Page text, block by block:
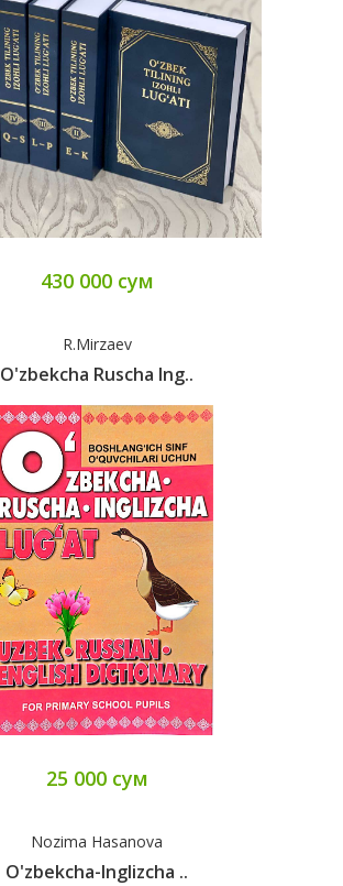
430 000 сум
R.Mirzaev
O'zbekcha Ruscha Ing..
25 000 сум
Nozima Hasanova
O'zbekcha-Inglizcha ..